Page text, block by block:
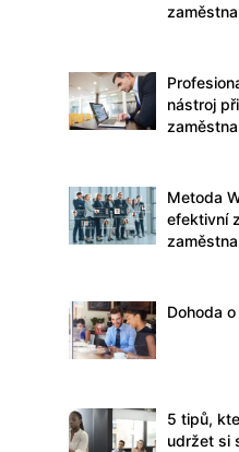
nástroj
Metoda
efektivní
Dohoda
5 tipů,
udržet si